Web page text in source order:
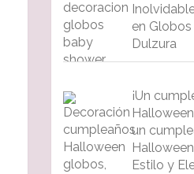
en Globos
Dulzura
¡Un
un
Estilo y